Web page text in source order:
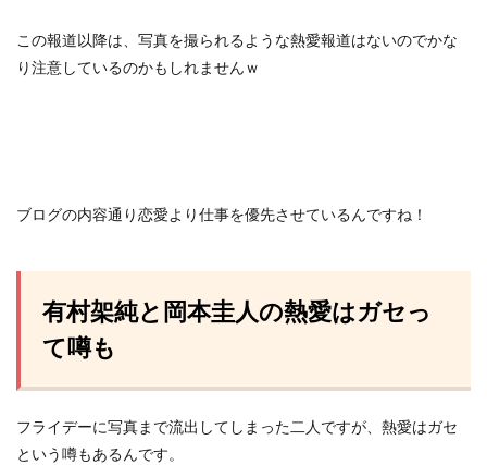
この報道以降は、写真を撮られるような熱愛報道はないのでかな
り注意しているのかもしれませんｗ
ブログの内容通り恋愛より仕事を優先させているんですね！
有村架純と岡本圭人の熱愛はガセっ
て噂も
フライデーに写真まで流出してしまった二人ですが、熱愛はガセ
という噂もあるんです。